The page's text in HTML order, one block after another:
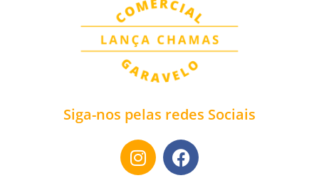
Siga-nos pelas redes Sociais